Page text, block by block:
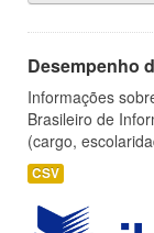
Desempenho
Informações
Brasileiro de
(cargo,
CSV